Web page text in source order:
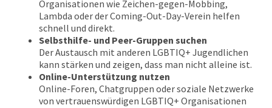
Organisationen wie Zeichen-gegen-Mobbing,
Lambda oder der Coming-Out-Day-Verein helfen
schnell und direkt.
Selbsthilfe- und Peer-Gruppen suchen
Der Austausch mit anderen LGBTIQ+ Jugendlichen
kann stärken und zeigen, dass man nicht alleine ist.
Online-Unterstützung nutzen
Online-Foren, Chatgruppen oder soziale Netzwerke
von vertrauenswürdigen LGBTIQ+ Organisationen